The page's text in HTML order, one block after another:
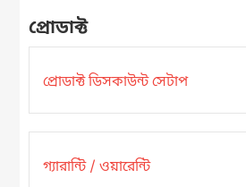
প্রোডাক্ট
প্রোডাক্ট ডিসকাউন্ট সেটাপ
গ্যারান্টি / ওয়ারেন্টি